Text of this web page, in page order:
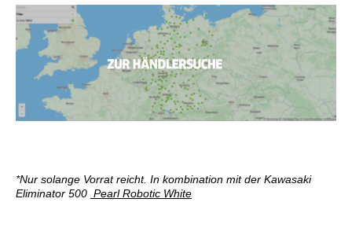
*Nur solange Vorrat reicht. In kombination mit der Kawasaki
Eliminator 500 Pearl Robotic White